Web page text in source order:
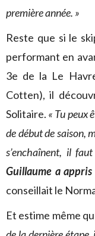
première année. »
Reste que si le
performant en
3e de la Le
Cotten), il
Solitaire. « Tu peux
de début de saison,
s’enchaînent, il
Guillaume a
conseillait le
Et estime même